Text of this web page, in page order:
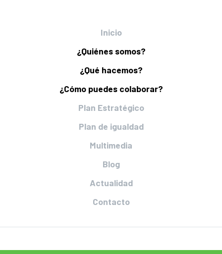
Inicio
¿Quiénes somos?
¿Qué hacemos?
¿Cómo puedes colaborar?
Plan Estratégico
Plan de igualdad
Multimedia
Blog
Actualidad
Contacto